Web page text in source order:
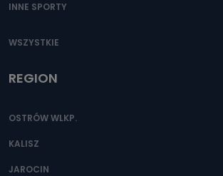
INNE SPORTY
WSZYSTKIE
REGION
OSTRÓW WLKP.
KALISZ
JAROCIN